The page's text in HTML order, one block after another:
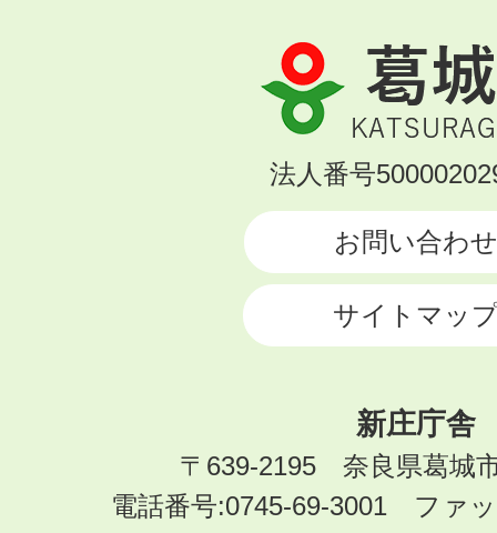
葛
城
市
KATSURAGI
法人番号
お問い合わせ
サイトマッ
新庄庁舎
〒639-2195 奈良県葛城
電話番号:0745-69-3001 ファ